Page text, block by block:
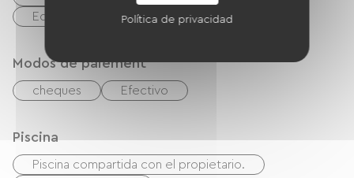
Equipo para bebés
Secador de pelo
Modos de paiement
cheques Efectivo
Piscina
Piscina compartida con el propietario.
Política de privacidad